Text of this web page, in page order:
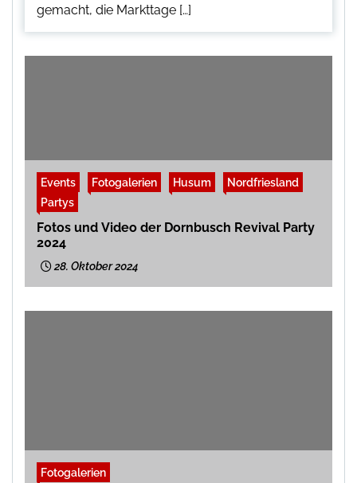
gemacht, die Markttage […]
Events Fotogalerien Husum
Nordfriesland
Partys
Fotos und Video der Dornbusch Revival Party
2024
28. Oktober 2024
Fotogalerien